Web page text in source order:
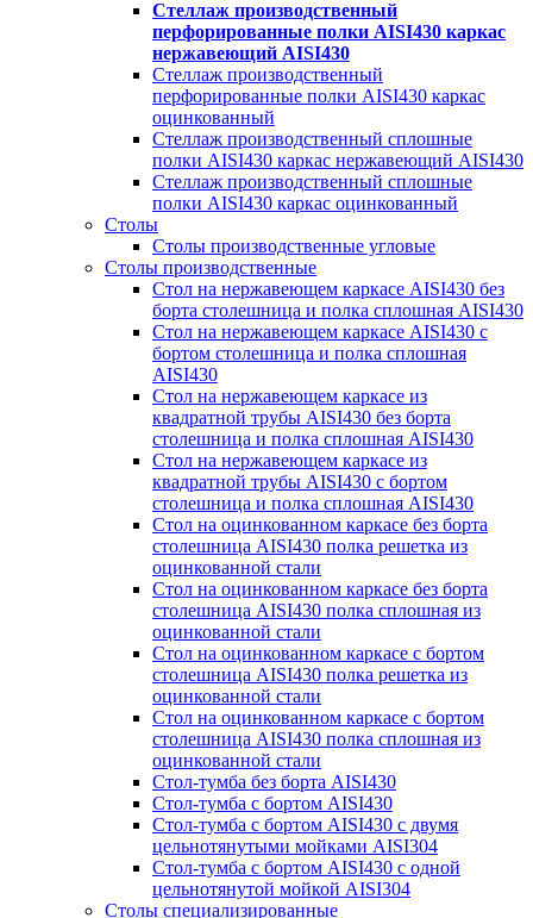
Стеллаж производственный
перфорированные полки AISI430 каркас
нержавеющий AISI430
Стеллаж производственный
перфорированные полки AISI430 каркас
оцинкованный
Стеллаж производственный сплошные
полки AISI430 каркас нержавеющий AISI430
Стеллаж производственный сплошные
полки AISI430 каркас оцинкованный
Столы
Столы производственные угловые
Столы производственные
Стол на нержавеющем каркасе AISI430 без
борта столешница и полка сплошная AISI430
Стол на нержавеющем каркасе AISI430 с
бортом столешница и полка сплошная
AISI430
Стол на нержавеющем каркасе из
квадратной трубы AISI430 без борта
столешница и полка сплошная AISI430
Стол на нержавеющем каркасе из
квадратной трубы AISI430 с бортом
столешница и полка сплошная AISI430
Стол на оцинкованном каркасе без борта
столешница AISI430 полка решетка из
оцинкованной стали
Стол на оцинкованном каркасе без борта
столешница AISI430 полка сплошная из
оцинкованной стали
Стол на оцинкованном каркасе с бортом
столешница AISI430 полка решетка из
оцинкованной стали
Стол на оцинкованном каркасе с бортом
столешница AISI430 полка сплошная из
оцинкованной стали
Стол-тумба без борта AISI430
Стол-тумба с бортом AISI430
Стол-тумба с бортом AISI430 с двумя
цельнотянутыми мойками AISI304
Стол-тумба с бортом AISI430 с одной
цельнотянутой мойкой AISI304
Столы специализированные